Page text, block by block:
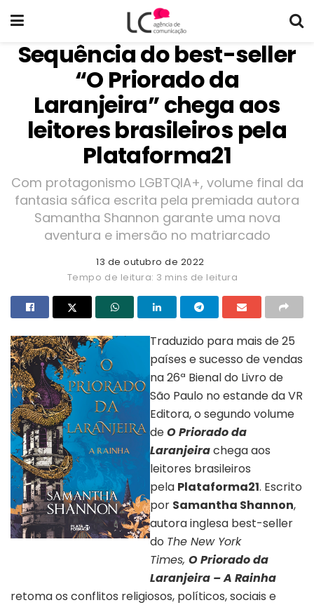
Sequência do best-seller
“O Priorado da
Laranjeira” chega aos
leitores brasileiros pela
Plataforma21
Com protagonismo LGBTQIA+, volume final da
fantasia sáfica escrita pela premiada autora
Samantha Shannon garante uma nova
aventura e imersão no matriarcado
13 de outubro de 2022
Tempo de leitura: 3 mins de leitura
Traduzido para mais de 25
países e sucesso de vendas
na 26ª Bienal do Livro de
São Paulo no estande da VR
Editora, o segundo volume
deOPriorado da
Laranjeirachega aos
leitores brasileiros
pela Plataforma21. Escrito
por Samantha Shannon,
autora inglesa best-seller
do The New York
Times, OPriorado da
Laranjeira – A Rainha
retoma os conflitos religiosos, políticos, sociais e